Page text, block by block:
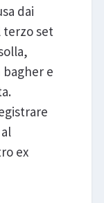
dai
terzo set
e
ex